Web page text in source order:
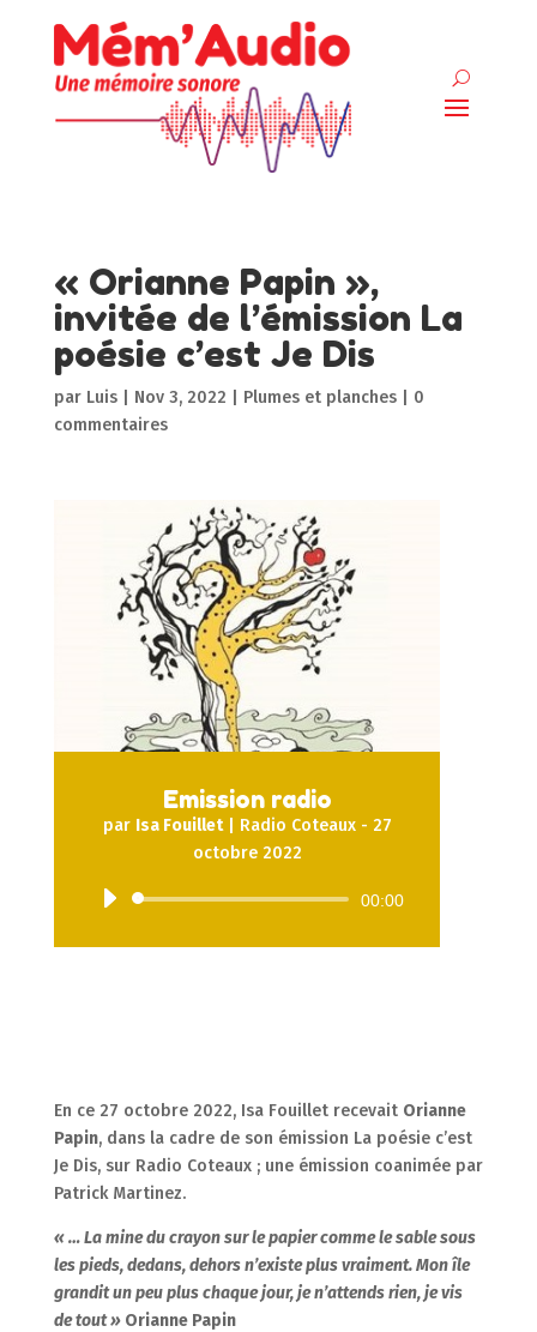
« Orianne Papin »,
invitée de l’émission La
poésie c’est Je Dis
par Luis| Nov 3, 2022 Plumes et planches| 0
commentaires
Emission radio
par Isa Fouillet| Radio Coteaux - 27
octobre 2022
Lecteur
00:00
En ce 27 octobre 2022, Isa Fouillet recevait Orianne
Papin, dans la cadre de son émission La poésie c’est
Je Dis, sur Radio Coteaux ; une émission coanimée par
Patrick Martinez.
« … La mine du crayon sur le papier comme le sable sous
les pieds, dedans, dehors n’existe plus vraiment. Mon île
grandit un peu plus chaque jour, je n’attends rien,je vis
de tout »Orianne Papin